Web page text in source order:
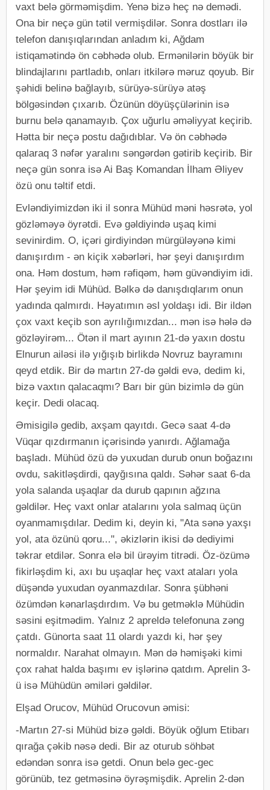
vaxt belə görməmişdim. Yenə bizə heç nə demədi.
Ona bir neçə gün tətil vermişdilər. Sonra dostları ilə
telefon danışıqlarından anladım ki, Ağdam
istiqamətində ön cəbhədə olub. Ermənilərin böyük bir
blindajlarını partladıb, onları itkilərə məruz qoyub. Bir
şəhidi belinə bağlayıb, sürüyə-sürüyə atəş
bölgəsindən çıxarıb. Özünün döyüşçülərinin isə
burnu belə qanamayıb. Çox uğurlu əməliyyat keçirib.
Hətta bir neçə postu dağıdıblar. Və ön cəbhədə
qalaraq 3 nəfər yaralını səngərdən gətirib keçirib. Bir
neçə gün sonra isə Ai Baş Komandan İlham Əliyev
özü onu təltif etdi.
Evləndiyimizdən iki il sonra Mühüd məni həsrətə, yol
gözləməyə öyrətdi. Evə gəldiyində uşaq kimi
sevinirdim. O, içəri girdiyindən mürgüləyənə kimi
danışırdım - ən kiçik xəbərləri, hər şeyi danışırdım
ona. Həm dostum, həm rəfiqəm, həm güvəndiyim idi.
Hər şeyim idi Mühüd. Bəlkə də danışdıqlarım onun
yadında qalmırdı. Həyatımın əsl yoldaşı idi. Bir ildən
çox vaxt keçib son ayrılığımızdan... mən isə hələ də
gözləyirəm... Ötən il mart ayının 21-də yaxın dostu
Elnurun ailəsi ilə yığışıb birlikdə Novruz bayramını
qeyd etdik. Bir də martın 27-də gəldi evə, dedim ki,
bizə vaxtın qalacaqmı? Barı bir gün bizimlə də gün
keçir. Dedi olacaq.
Əmisigilə gedib, axşam qayıtdı. Gecə saat 4-də
Vüqar qızdırmanın içərisində yanırdı. Ağlamağa
başladı. Mühüd özü də yuxudan durub onun boğazını
ovdu, sakitləşdirdi, qayğısına qaldı. Səhər saat 6-da
yola salanda uşaqlar da durub qapının ağzına
gəldilər. Heç vaxt onlar atalarını yola salmaq üçün
oyanmamışdılar. Dedim ki, deyin ki, "Ata sənə yaxşı
yol, ata özünü qoru...", əkizlərin ikisi də dediyimi
təkrar etdilər. Sonra elə bil ürəyim titrədi. Öz-özümə
fikirləşdim ki, axı bu uşaqlar heç vaxt ataları yola
düşəndə yuxudan oyanmazdılar. Sonra şübhəni
özümdən kənarlaşdırdım. Və bu getməklə Mühüdin
səsini eşitmədim. Yalnız 2 apreldə telefonuna zəng
çatdı. Günorta saat 11 olardı yazdı ki, hər şey
normaldır. Narahat olmayın. Mən də həmişəki kimi
çox rahat halda başımı ev işlərinə qatdım. Aprelin 3-
ü isə Mühüdün əmiləri gəldilər.
Elşad Orucov, Mühüd Orucovun əmisi:
-Martın 27-si Mühüd bizə gəldi. Böyük oğlum Etibarı
qırağa çəkib nəsə dedi. Bir az oturub söhbət
edəndən sonra isə getdi. Onun belə gec-gec
görünüb, tez getməsinə öyrəşmişdik. Aprelin 2-dən